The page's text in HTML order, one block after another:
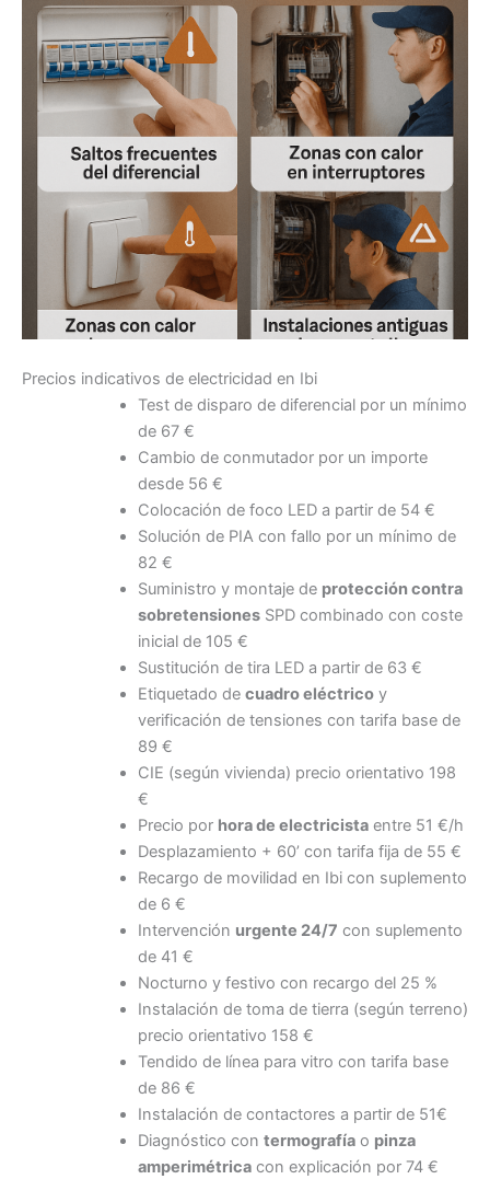
Precios indicativos de electricidad en Ibi
Test de disparo de diferencial por un mínimo
de 67 €
Cambio de conmutador por un importe
desde 56 €
Colocación de foco LED a partir de 54 €
Solución de PIA con fallo por un mínimo de
82 €
Suministro y montaje de protección contra
sobretensionesSPD combinado con coste
inicial de 105 €
Sustitución de tira LED a partir de 63 €
Etiquetado de cuadro eléctricoy
verificación de tensiones con tarifa base de
89 €
CIE (según vivienda) precio orientativo 198
€
Precio por hora de electricistaentre 51 €/h
Desplazamiento + 60’ con tarifa fija de 55 €
Recargo de movilidad en Ibi con suplemento
de 6 €
Intervención urgente 24/7 con suplemento
de 41 €
Nocturno y festivo con recargo del 25 %
Instalación de toma de tierra (según terreno)
precio orientativo 158 €
Tendido de línea para vitro con tarifa base
de 86 €
Instalación de contactores a partir de 51€
Diagnóstico con termografíao pinza
amperimétricacon explicación por 74 €